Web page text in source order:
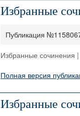
Избранные
Публикация
Избранные сочинения
Полная версия
Избранные